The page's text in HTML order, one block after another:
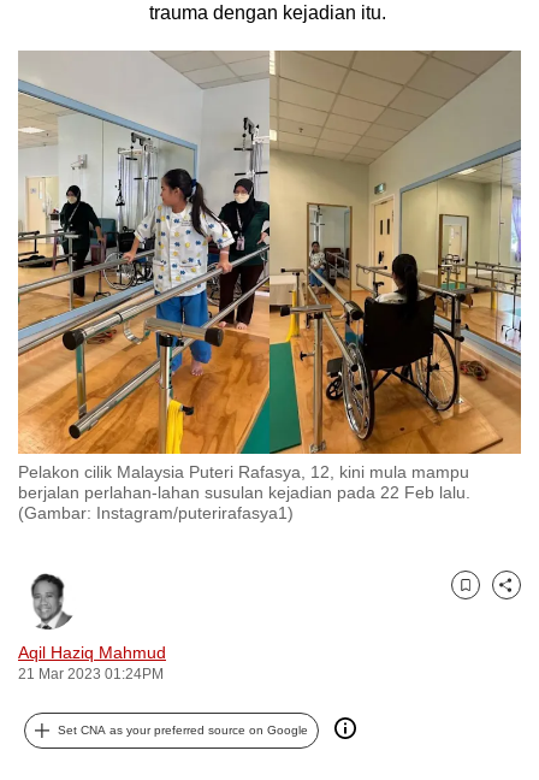
trauma dengan kejadian itu.
Pelakon cilik Malaysia Puteri Rafasya, 12, kini mula mampu
berjalan perlahan-lahan susulan kejadian pada 22 Feb lalu.
(Gambar: Instagram/puterirafasya1)
Aqil Haziq Mahmud
21 Mar 2023 01:24PM
Bookmark
Share
Set CNA as your preferred source on Google
a
to
browsers
but
we
want
your
experience
with
CNA
to
be
fast,
secure
best
it
can
possibly
be.